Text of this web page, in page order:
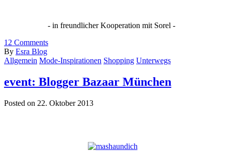
- in freundlicher Kooperation mit Sorel -
12 Comments
By Esra Blog
Allgemein Mode-Inspirationen Shopping Unterwegs
event: Blogger Bazaar München
Posted on 22. Oktober 2013